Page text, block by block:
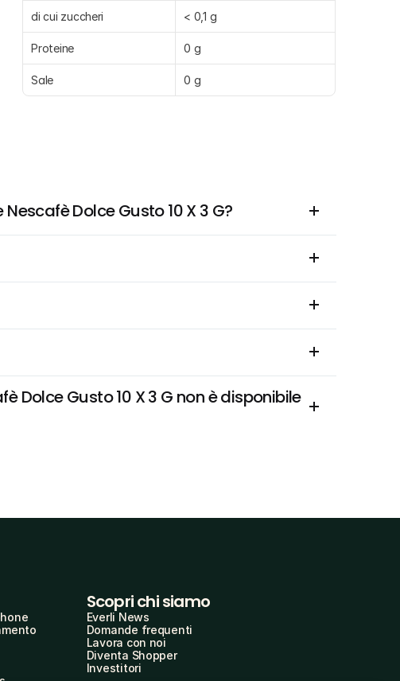
di cui zuccheri < 0,1 g
Proteine 0 g
Sale 0 g
Dolce Gusto 10 X 3 G?
Dolce Gusto 10 X 3 G non è disponibile
Scopri chi siamo
Everli News
Domande frequenti
Lavora con noi
Diventa Shopper
Investitori